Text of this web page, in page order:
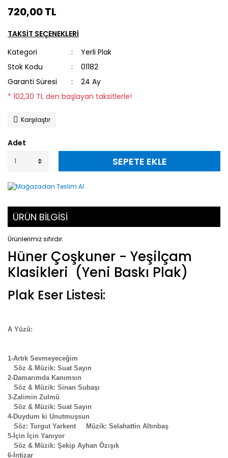
720,00 TL
TAKSİT SEÇENEKLERİ
Kategori
Yerli Plak
Stok Kodu
01182
Garanti Süresi
24 Ay
* 102,30 TL den başlayan taksitlerle!
Karşılaştır
Adet
SEPETE EKLE
ÜRÜN BİLGİSİ
Ürünlerimiz sıfırdır.
Hüner Çoşkuner - Yeşilçam
Klasikleri (Yeni Baskı Plak)
Plak Eser Listesi:
A Yüzü:
1-Artık Sevmeyeceğim
Söz & Müzik: Suat Sayın
2-Damarımda Kanımsın
Söz & Müzik: Sinan Subaşı
3-Zalimin Zulmü
Söz & Müzik: Suat Sayın
4-Duydum ki Unutmuşsun
Söz: Turgut Yarkent Müzik: Selahattin Altınbaş
5-İçin İçin Yanıyor
Söz & Müzik: Şekip Ayhan Özışık
6-İntizar